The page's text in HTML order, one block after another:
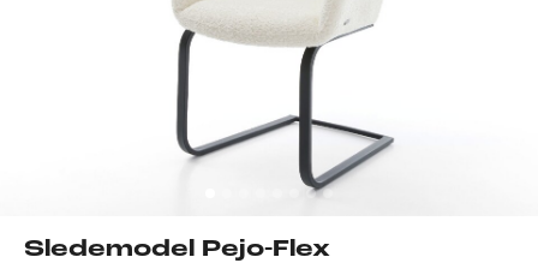
Sledemodel Pejo-Flex